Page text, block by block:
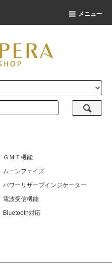
メニュー
ＧＭＴ機能
ムーンフェイズ
パワーリザーブインジケーター
電波受信機能
Bluetooth対応